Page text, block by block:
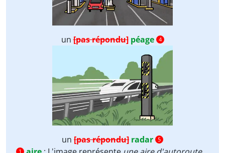
un[pas répondu] péage 4
un [pas répondu] radar 5
1